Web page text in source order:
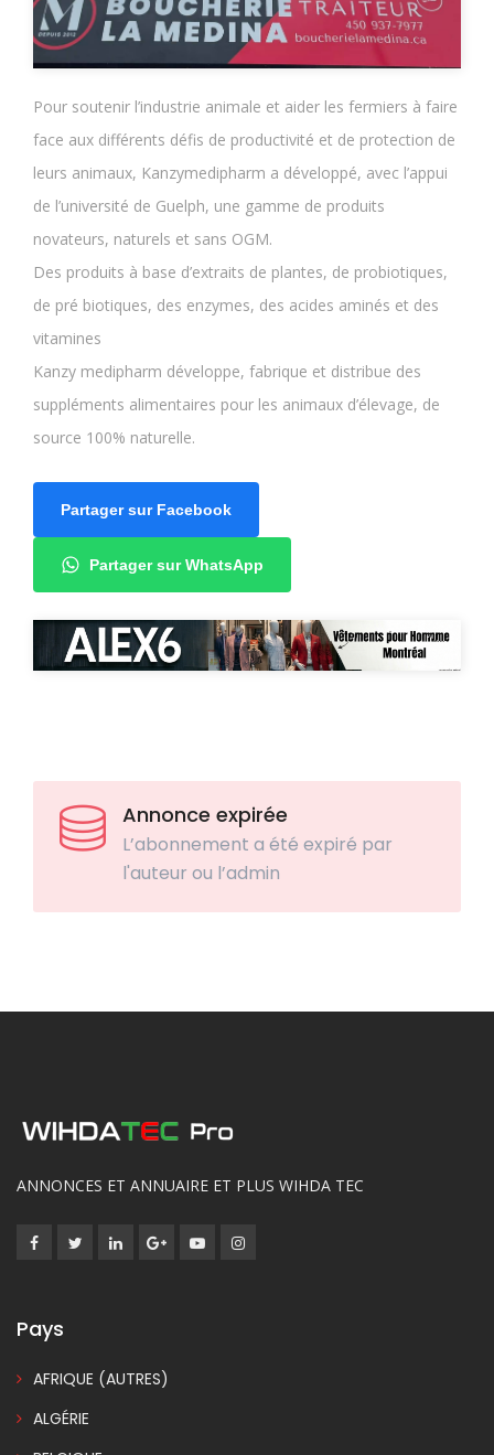
Pour soutenir l’industrie animale et aider les fermiers à faire
face aux différents défis de productivité et de protection de
leurs animaux, Kanzymedipharm a développé, avec l’appui
de l’université de Guelph, une gamme de produits
novateurs, naturels et sans OGM.
Des produits à base d’extraits de plantes, de probiotiques,
de pré biotiques, des enzymes, des acides aminés et des
vitamines
Kanzy medipharm développe, fabrique et distribue des
suppléments alimentaires pour les animaux d’élevage, de
source 100% naturelle.
Partager sur Facebook
Partager sur WhatsApp
Annonce expirée
L’abonnement a été expiré par
l'auteur ou l’admin
ANNONCES ET ANNUAIRE ET PLUS WIHDA TEC
Pays
AFRIQUE (AUTRES)
ALGÉRIE